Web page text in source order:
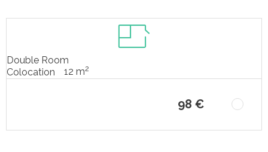
Double Room
Colocation
12 m2
98 €